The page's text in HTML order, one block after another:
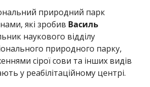
природний парк
які зробив Василь
наукового відділу
природного парку,
сірої сови та інших видів
у реабілітаційному центрі.